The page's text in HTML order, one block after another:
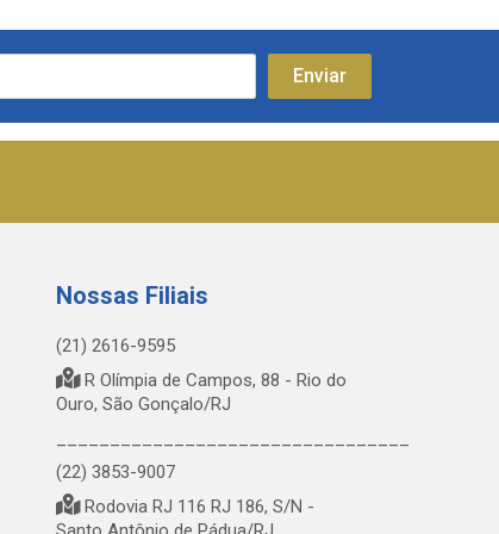
Nossas Filiais
(21) 2616-9595
R Olímpia de Campos, 88 - Rio do
Ouro, São Gonçalo/RJ
(22) 3853-9007
Rodovia RJ 116 RJ 186, S/N -